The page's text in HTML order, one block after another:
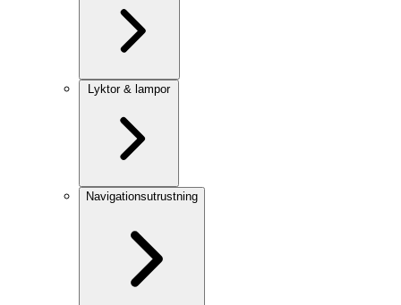
Lyktor & lampor
Navigationsutrustning